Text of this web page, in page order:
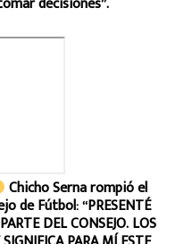
Chicho Serna rompió el
de Fútbol: “PRESENTÉ
DEL CONSEJO. LOS